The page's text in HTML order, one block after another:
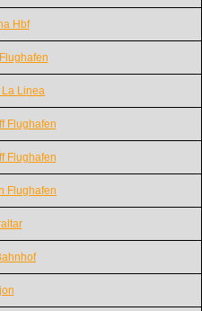
Hbf
Linea
Flughafen
Flughafen
Flughafen